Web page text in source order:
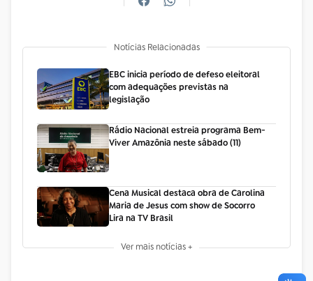
Notícias Relacionadas
EBC inicia período de defeso eleitoral
com adequações previstas na
legislação
Rádio Nacional estreia programa Bem-
Viver Amazônia neste sábado (11)
Cena Musical destaca obra de Carolina
Maria de Jesus com show de Socorro
Lira na TV Brasil
Ver mais notícias +